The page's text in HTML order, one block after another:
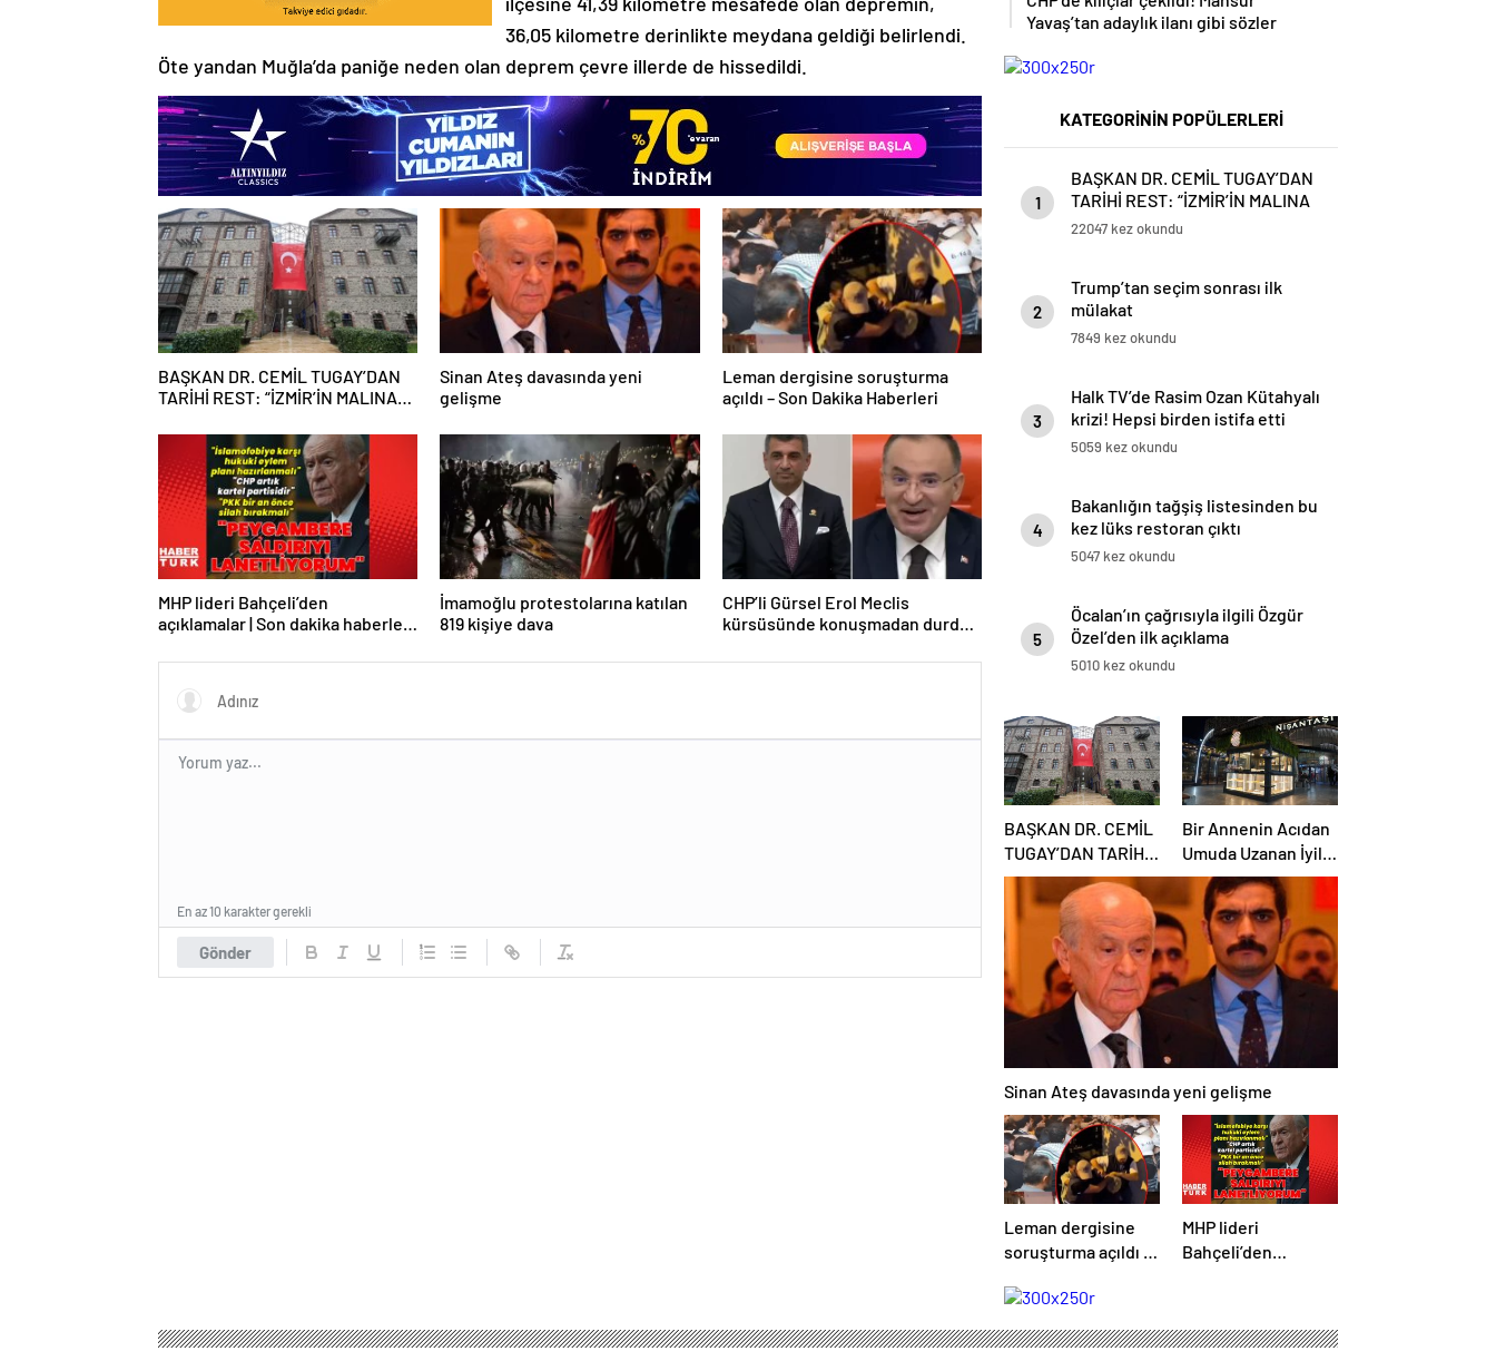
36,05 kilometre derinlikte meydana geldiği belirlendi.
Öte yandan Muğla’da paniğe neden olan deprem çevre illerde de hissedildi.
BAŞKAN DR. CEMİL TUGAY’DAN
TARİHİ REST: “İZMİR’İN MALINA
KİMSEYE YEDİRMEM!”
Sinan Ateş davasında yeni
gelişme
Leman dergisine soruşturma
açıldı – Son Dakika Haberleri
MHP lideri Bahçeli’den
açıklamalar | Son dakika haberler |
İmamoğlu protestolarına katılan
819 kişiye dava
CHP’li Gürsel Erol Meclis
kürsüsünde konuşmadan durdu,
Gönder
En az 10 karakter gerekli
Yavaş’tan adaylık ilanı gibi sözler
KATEGORİNİN POPÜLERLERİ
1
BAŞKAN DR. CEMİL TUGAY’DAN
TARİHİ REST: “İZMİR’İN MALINA
ÇÖKTÜRMEM, HALKIN HAKKINI
22047 kez okundu
2
Trump’tan seçim sonrası ilk
mülakat
7849 kez okundu
3
Halk TV’de Rasim Ozan Kütahyalı
krizi! Hepsi birden istifa etti
5059 kez okundu
4
Bakanlığın tağşiş listesinden bu
kez lüks restoran çıktı
5047 kez okundu
5
Öcalan’ın çağrısıyla ilgili Özgür
Özel’den ilk açıklama
5010 kez okundu
BAŞKAN DR. CEMİL
TUGAY’DAN TARİHİ
REST: “İZMİR’İN
MALINA
ÇÖKTÜRMEM,
HALKIN HAKKINI
KİMSEYE
YEDİRMEM!”
Bir Annenin Acıdan
Umuda Uzanan İyilik
Yolculuğu
Sinan Ateş davasında yeni gelişme
Leman dergisine
soruşturma açıldı –
Haberleri
MHP lideri
Bahçeli’den
Son dakika
haberleri